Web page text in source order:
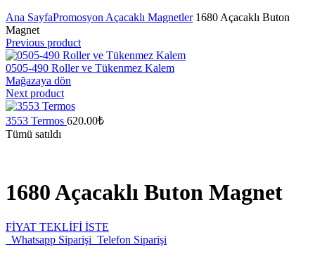
Ana SayfaPromosyon Açacaklı Magnetler1680 Açacaklı Buton
Magnet
Previous product
0505-490 Roller ve Tükenmez Kalem
Mağazaya dön
Next product
3553 Termos 620.00₺
Tümü satıldı
1680 Açacaklı Buton Magnet
FİYAT TEKLİFİ İSTE
Whatsapp Siparişi Telefon Siparişi